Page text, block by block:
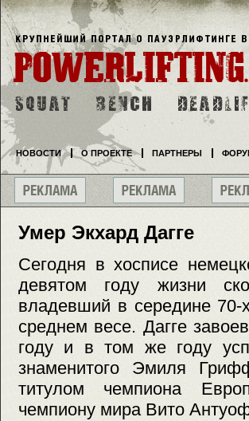
Умер Экхард Дагге
Сегодня в хосписе
девятом году жизни
владевший в середине
среднем весе. Дагге
году и в том же году
знаменитого Эмиля
титулом чемпиона
чемпиону мира Вито
НОВОСТИ О ПРОЕКТЕ ПАРТНЕРЫ